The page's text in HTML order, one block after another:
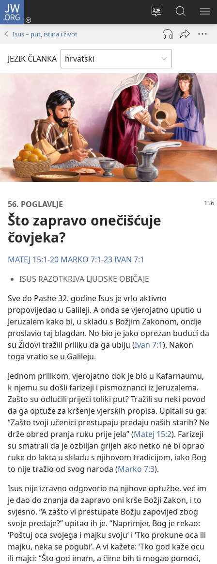
JW.ORG
Promijeni
jezik
Prijava
(otvara
prozor)
JW.ORG
|
Pretraga
Isus – put, istina i život
JEZIK ČLANKA
56. POGLAVLJE
Što zapravo onečišćuje
čovjeka?
MATEJ 15:1-20 MARKO 7:1-23IVAN 7:1
ISUS RAZOTKRIVA LJUDSKE OBIČAJE
Sve do Pashe 32. godine Isus je vrlo aktivno
propovijedao u Galileji. A onda se vjerojatno uputio u
Jeruzalem kako bi, u skladu s Božjim Zakonom, ondje
proslavio taj blagdan. No bio je jako oprezan budući da
su Židovi tražili priliku da ga ubiju (Ivan 7:1). Nakon
toga vratio se u Galileju.
Jednom prilikom, vjerojatno dok je bio u Kafarnaumu,
k njemu su došli farizeji i pismoznanci iz Jeruzalema.
Zašto su odlučili prijeći toliki put? Tražili su neki povod
da ga optuže za kršenje vjerskih propisa. Upitali su ga:
“Zašto tvoji učenici prestupaju predaju naših starih? Ne
drže obred pranja ruku prije jela” (Matej 15:2). Farizeji
su smatrali da je ozbiljan grijeh ako netko ne bi oprao
ruke do lakta u skladu s njihovom tradicijom, iako Bog
to nije tražio od svog naroda (Marko 7:3).
Isus nije izravno odgovorio na njihove optužbe, već im
je dao do znanja da zapravo oni krše Božji Zakon, i to
svjesno. “A zašto vi prestupate Božju zapovijed zbog
svoje predaje?” upitao ih je. “Naprimjer, Bog je rekao:
‘Poštuj oca svojega i majku svoju’ i ‘Tko prokune oca ili
majku, neka se pogubi’. A vi kažete: ‘Tko god kaže ocu
ili majci: “Što god imam, a čime bih ti mogao pomoći,